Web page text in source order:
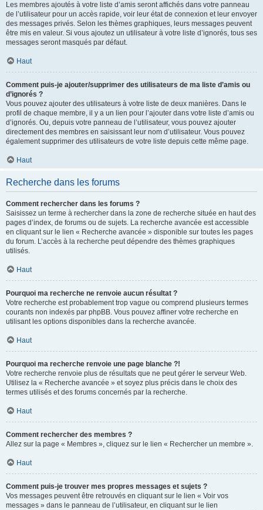
Les membres ajoutés à votre liste d’amis seront affichés dans votre panneau
de l’utilisateur pour un accès rapide, voir leur état de connexion et leur envoyer
des messages privés. Selon les thèmes graphiques, leurs messages peuvent
être mis en valeur. Si vous ajoutez un utilisateur à votre liste d’ignorés, tous ses
messages seront masqués par défaut.
Haut
Comment puis-je ajouter/supprimer des utilisateurs de ma liste d’amis ou
d’ignorés ?
Vous pouvez ajouter des utilisateurs à votre liste de deux manières. Dans le
profil de chaque membre, il y a un lien pour l’ajouter dans votre liste d’amis ou
d’ignorés. Ou, depuis votre panneau de l’utilisateur, vous pouvez ajouter
directement des membres en saisissant leur nom d’utilisateur. Vous pouvez
également supprimer des utilisateurs de votre liste depuis cette même page.
Haut
Recherche dans les forums
Comment rechercher dans les forums ?
Saisissez un terme à rechercher dans la zone de recherche située en haut des
pages d’index, de forums ou de sujets. La recherche avancée est accessible
en cliquant sur le lien « Recherche avancée » disponible sur toutes les pages
du forum. L’accès à la recherche peut dépendre des thèmes graphiques
utilisés.
Haut
Pourquoi ma recherche ne renvoie aucun résultat ?
Votre recherche est probablement trop vague ou comprend plusieurs termes
courants non indexés par phpBB. Vous pouvez affiner votre recherche en
utilisant les options disponibles dans la recherche avancée.
Haut
Pourquoi ma recherche renvoie une page blanche ?!
Votre recherche renvoie plus de résultats que ne peut gérer le serveur Web.
Utilisez la « Recherche avancée » et soyez plus précis dans le choix des
termes utilisés et des forums concernés par la recherche.
Haut
Comment rechercher des membres ?
Allez sur la page « Membres », cliquez sur le lien « Rechercher un membre ».
Haut
Comment puis-je trouver mes propres messages et sujets ?
Vos messages peuvent être retrouvés en cliquant sur le lien « Voir vos
messages » dans le panneau de l’utilisateur, en cliquant sur le lien